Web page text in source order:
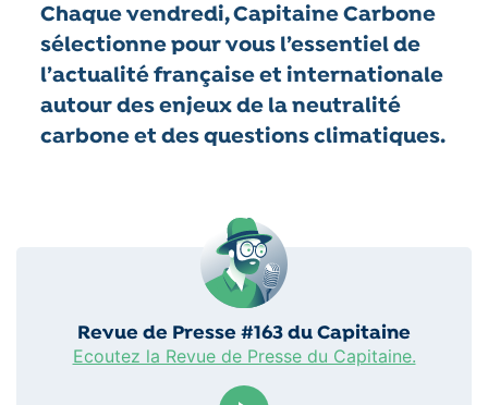
Chaque vendredi, Capitaine Carbone
sélectionne pour vous l’essentiel de
l’actualité française et internationale
autour des enjeux de la neutralité
carbone et des questions climatiques.
Revue de Presse #163 du Capitaine
Ecoutez la Revue de Presse du Capitaine.